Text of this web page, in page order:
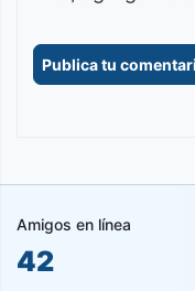
Amigos en línea
42